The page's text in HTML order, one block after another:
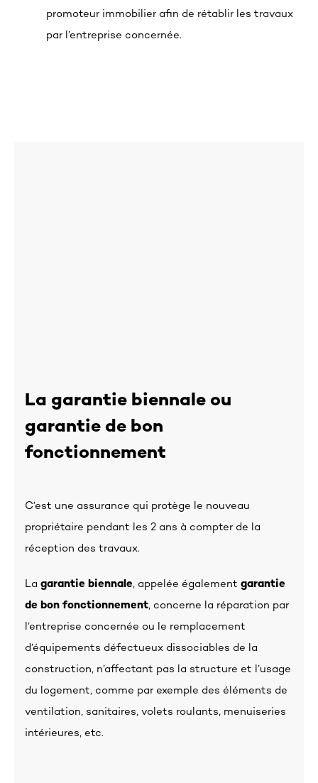
promoteur immobilier afin de rétablir les travaux
par l’entreprise concernée.
La garantie biennale ou
garantie de bon
fonctionnement
C’est une assurance qui protège le nouveau
propriétaire pendant les 2 ans à compter de la
réception des travaux.
La garantie biennale, appelée également garantie
de bon fonctionnement, concerne la réparation par
l’entreprise concernée ou le remplacement
d’équipements défectueux dissociables de la
construction, n’affectant pas la structure et l’usage
du logement, comme par exemple des éléments de
ventilation, sanitaires, volets roulants, menuiseries
intérieures, etc.